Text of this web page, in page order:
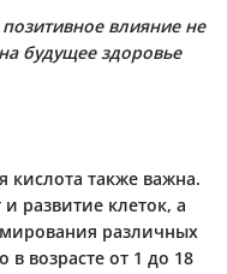
влияние не
будущее здоровье
кислота также важна.
развитие клеток, а
различных
в возрасте от 1 до 18